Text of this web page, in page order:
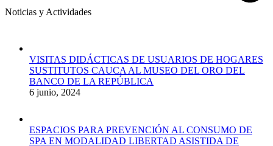
Noticias y Actividades
VISITAS DIDÁCTICAS DE USUARIOS DE HOGARES
SUSTITUTOS CAUCA AL MUSEO DEL ORO DEL
BANCO DE LA REPÚBLICA
6 junio, 2024
ESPACIOS PARA PREVENCIÓN AL CONSUMO DE
SPA EN MODALIDAD LIBERTAD ASISTIDA DE